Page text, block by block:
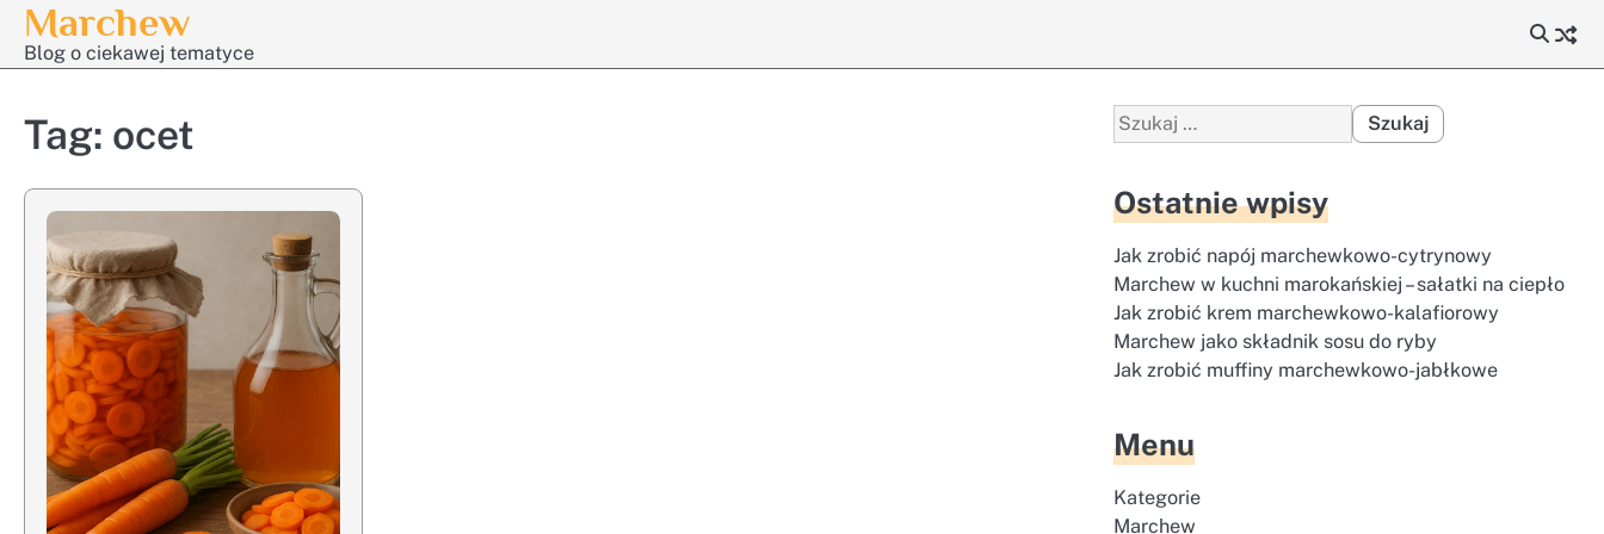
Skip
content
Marchew
Blog o ciekawej tematyce
Tag: ocet Szukaj:
Ostatnie wpisy
Jak zrobić napój marchewkowo-cytrynowy
Marchew w kuchni marokańskiej – sałatki na ciepło
Jak zrobić krem marchewkowo-kalafiorowy
Marchew jako składnik sosu do ryby
Jak zrobić muffiny marchewkowo-jabłkowe
Menu
Kategorie
Marchew